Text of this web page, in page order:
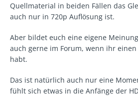
Quellmaterial in beiden Fällen das
auch nur in 720p Auflösung ist.
Aber bildet euch eine eigene
auch gerne im Forum, wenn ihr
habt.
Das ist natürlich auch nur eine
fühlt sich etwas in die Anfänge der